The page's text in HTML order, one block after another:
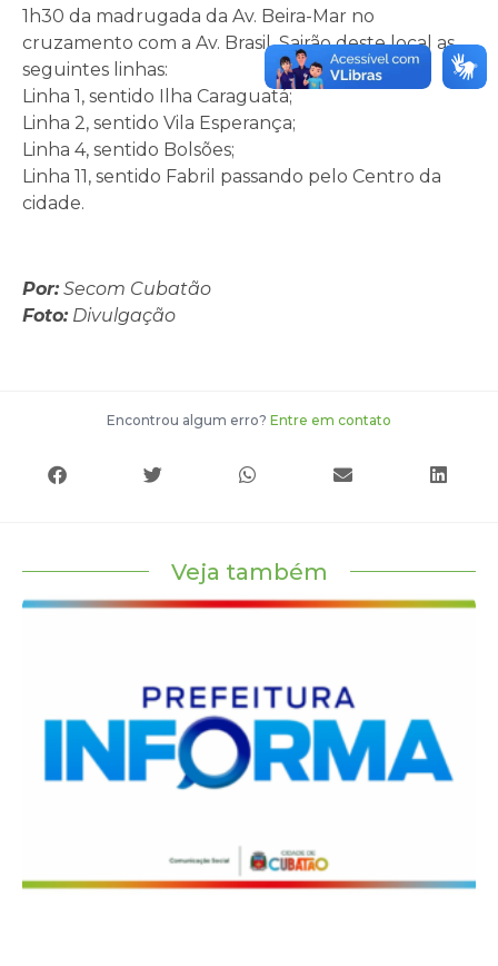
1h30 da madrugada da Av. Beira-Mar no
cruzamento com a Av. Brasil. Sairão deste local as
seguintes linhas:
Linha 1, sentido Ilha Caraguatá;
Linha 2, sentido Vila Esperança;
Linha 4, sentido Bolsões;
Linha 11, sentido Fabril passando pelo Centro da
cidade.
Por:Secom Cubatão
Foto:Divulgação
Encontrou algum erro? Entre em contato
Veja também